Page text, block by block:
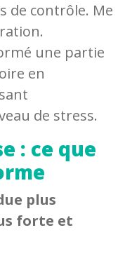
de contrôle. Me
une partie
en
de stress.
: ce que
plus
forte et